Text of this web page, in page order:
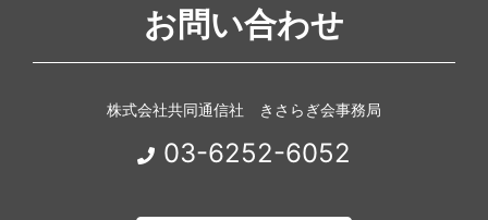
お問い合わせ
株式会社共同通信社 きさらぎ会事務局
03-6252-6052